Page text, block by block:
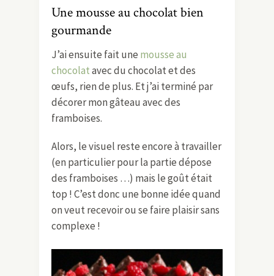
Une mousse au chocolat bien
gourmande
J’ai ensuite fait une mousse au
chocolatavec du chocolat et des
œufs, rien de plus. Et j’ai terminé par
décorer mon gâteau avec des
framboises.
Alors, le visuel reste encore à travailler
(en particulier pour la partie dépose
des framboises …) mais le goût était
top ! C’est donc une bonne idée quand
on veut recevoir ou se faire plaisir sans
complexe !